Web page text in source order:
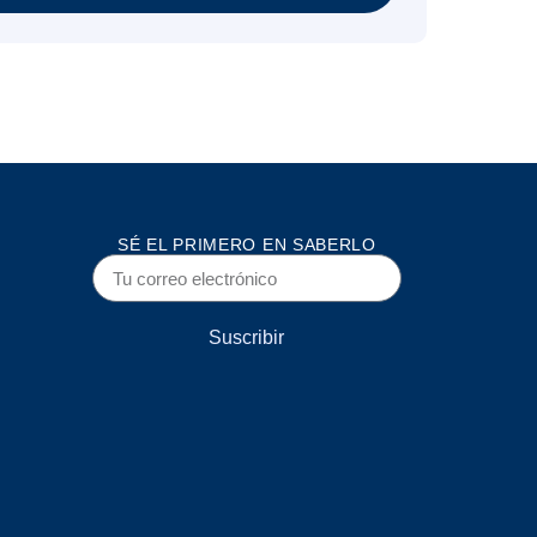
SÉ EL PRIMERO EN SABERLO
Suscribir